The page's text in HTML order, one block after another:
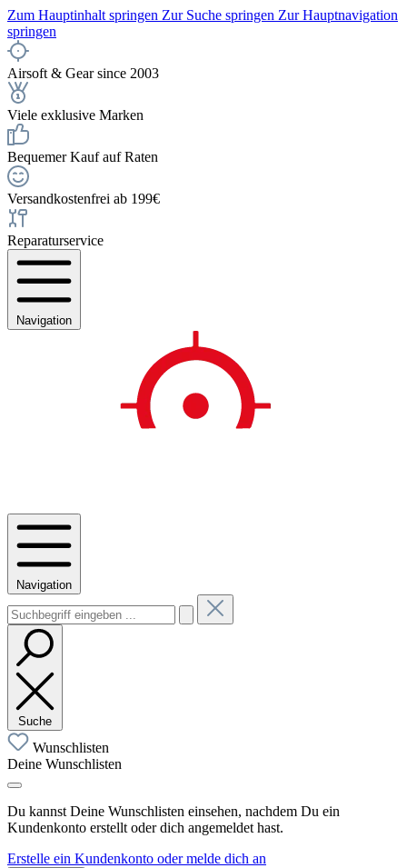
Zum Hauptinhalt springen Zur Suche springen Zur Hauptnavigation
springen
Airsoft & Gear since 2003
Viele exklusive Marken
Bequemer Kauf auf Raten
Versandkostenfrei ab 199€
Reparaturservice
Navigation
Navigation
Suche
Wunschlisten
Deine Wunschlisten
Du kannst Deine Wunschlisten einsehen, nachdem Du ein
Kundenkonto erstellt oder dich angemeldet hast.
Erstelle ein Kundenkonto oder melde dich an